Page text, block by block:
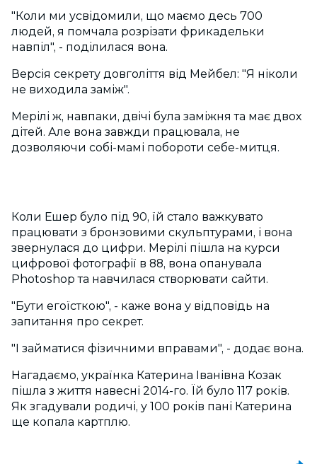
"Коли ми усвідомили, що маємо десь 700
людей, я помчала розрізати фрикадельки
навпіл", - поділилася вона.
Версія секрету довголіття від Мейбел: "Я ніколи
не виходила заміж".
Мерілі ж, навпаки, двічі була заміжня та має двох
дітей. Але вона завжди працювала, не
дозволяючи собі-мамі побороти себе-митця.
Коли Ешер було під 90, їй стало важкувато
працювати з бронзовими скульптурами, і вона
звернулася до цифри. Мерілі пішла на курси
цифрової фотографії в 88, вона опанувала
Photoshop та навчилася створювати сайти.
"Бути егоїсткою", - каже вона у відповідь на
запитання про секрет.
"І займатися фізичними вправами", - додає вона.
Нагадаємо, українка Катерина Іванівна Козак
пішла з життя навесні 2014-го. Їй було 117 років.
Як згадували родичі, у 100 років пані Катерина
ще копала картплю.